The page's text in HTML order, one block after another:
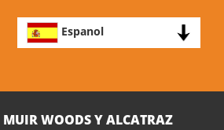
Espanol
MUIR WOODS Y ALCATRAZ